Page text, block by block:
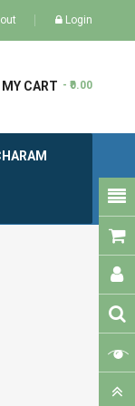
Login
MY CART - ₹0.00